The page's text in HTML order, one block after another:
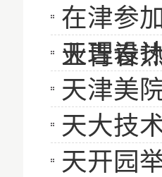
在津参
业青春
天理设
天津美
天大技
天开园